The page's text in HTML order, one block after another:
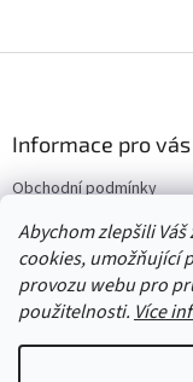
Abychom zlepšili
cookies, umožňující
provozu webu pro
použitelnosti. Více
í
Informace pro vás
Obchodní podmínky
Vrácení/výměna/
Velkoobchod